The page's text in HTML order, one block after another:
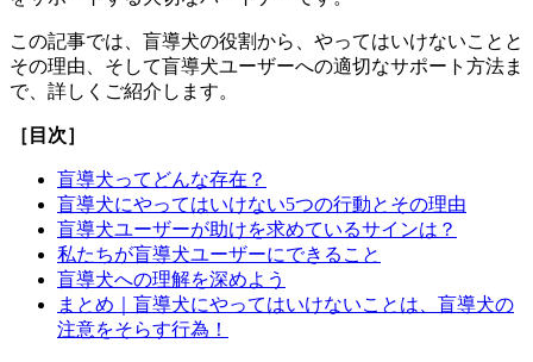
この記事では、盲導犬の役割から、やってはいけないことと
その理由、そして盲導犬ユーザーへの適切なサポート方法ま
で、詳しくご紹介します。
［目次］
盲導犬ってどんな存在？
盲導犬にやってはいけない5つの行動とその理由
盲導犬ユーザーが助けを求めているサインは？
私たちが盲導犬ユーザーにできること
盲導犬への理解を深めよう
まとめ｜盲導犬にやってはいけないことは、盲導犬の
注意をそらす行為！